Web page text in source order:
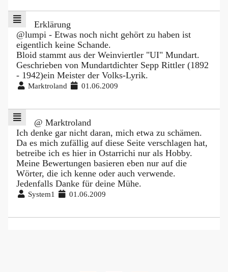
Erklärung
@lumpi - Etwas noch nicht gehört zu haben ist
eigentlich keine Schande.
Bloid stammt aus der Weinviertler "UI" Mundart.
Geschrieben von Mundartdichter Sepp Rittler (1892
- 1942)ein Meister der Volks-Lyrik.
Marktroland 01.06.2009
@ Marktroland
Ich denke gar nicht daran, mich etwa zu schämen.
Da es mich zufällig auf diese Seite verschlagen hat,
betreibe ich es hier in Ostarrichi nur als Hobby.
Meine Bewertungen basieren eben nur auf die
Wörter, die ich kenne oder auch verwende.
Jedenfalls Danke für deine Mühe.
System1 01.06.2009